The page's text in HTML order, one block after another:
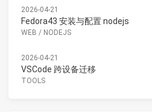
2026-04-21
Fedora43 安装与配置 nodejs
WEB / NODEJS
2026-04-21
VSCode 跨设备迁移
TOOLS